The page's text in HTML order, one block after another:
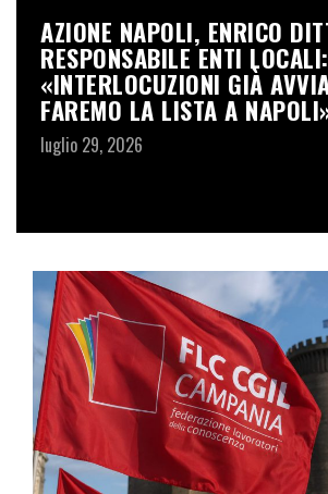
AZIONE NAPOLI, ENRICO
RESPONSABILE ENTI LOCALI:
«INTERLOCUZIONI GIÀ
FAREMO LA LISTA A
luglio 29, 2026